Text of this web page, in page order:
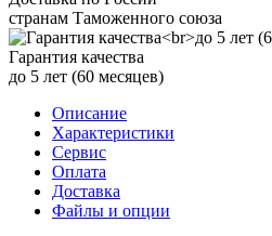
странам Таможенного союза
Гарантия качества
до 5 лет (60 месяцев)
Описание
Характеристики
Сервис
Оплата
Доставка
Файлы и опции